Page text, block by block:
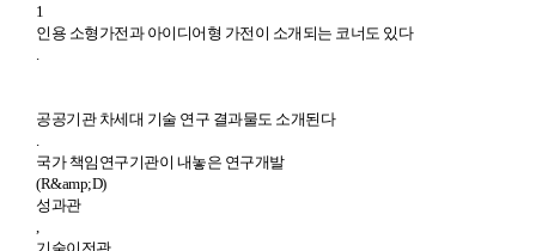
1
인용 소형가전과 아이디어형 가전이 소개되는 코너도 있다
.
공공기관 차세대 기술 연구 결과물도 소개된다
.
국가 책임연구기관이 내놓은 연구개발
(R&amp;D)
성과관
,